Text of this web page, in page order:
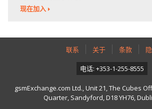
现在加入
联系 关于 条款
电话: +353-1-255-8555
gsmExchange.com Ltd., Unit 21, The Cubes
Quarter, Sandyford, D18 YH76,